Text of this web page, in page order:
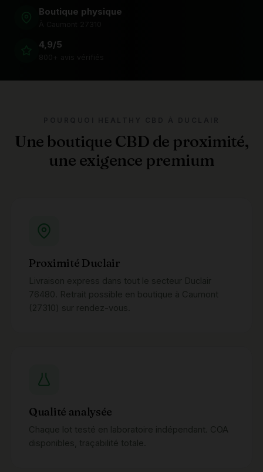
Boutique physique
4,9/5
Une boutique CBD de proximité,
une exigence premium
Proximité Duclair
Livraison express dans tout le secteur Duclair
76480. Retrait possible en boutique à Caumont
(27310) sur rendez-vous.
Qualité analysée
Chaque lot testé en laboratoire indépendant. COA
disponibles, traçabilité totale.